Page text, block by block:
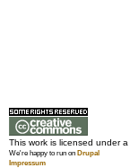
This work is licensed under a
We're happy to run on Drupal
Impressum